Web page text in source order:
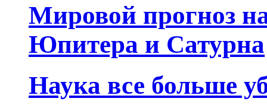
Мировой прогноз
Юпитера и Сатурна
Наука все больше